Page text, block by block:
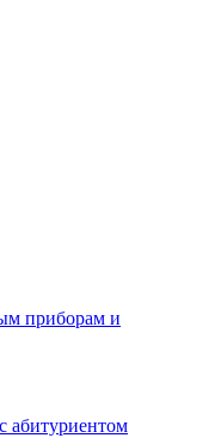
приборам и
абитуриентом